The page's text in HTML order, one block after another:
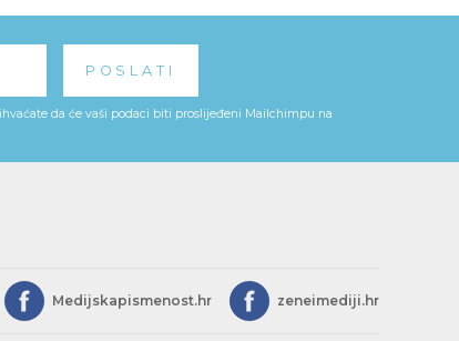
da će vaši podaci biti proslijeđeni Mailchimpu na
Medijskapismenost.hr zeneimediji.hr